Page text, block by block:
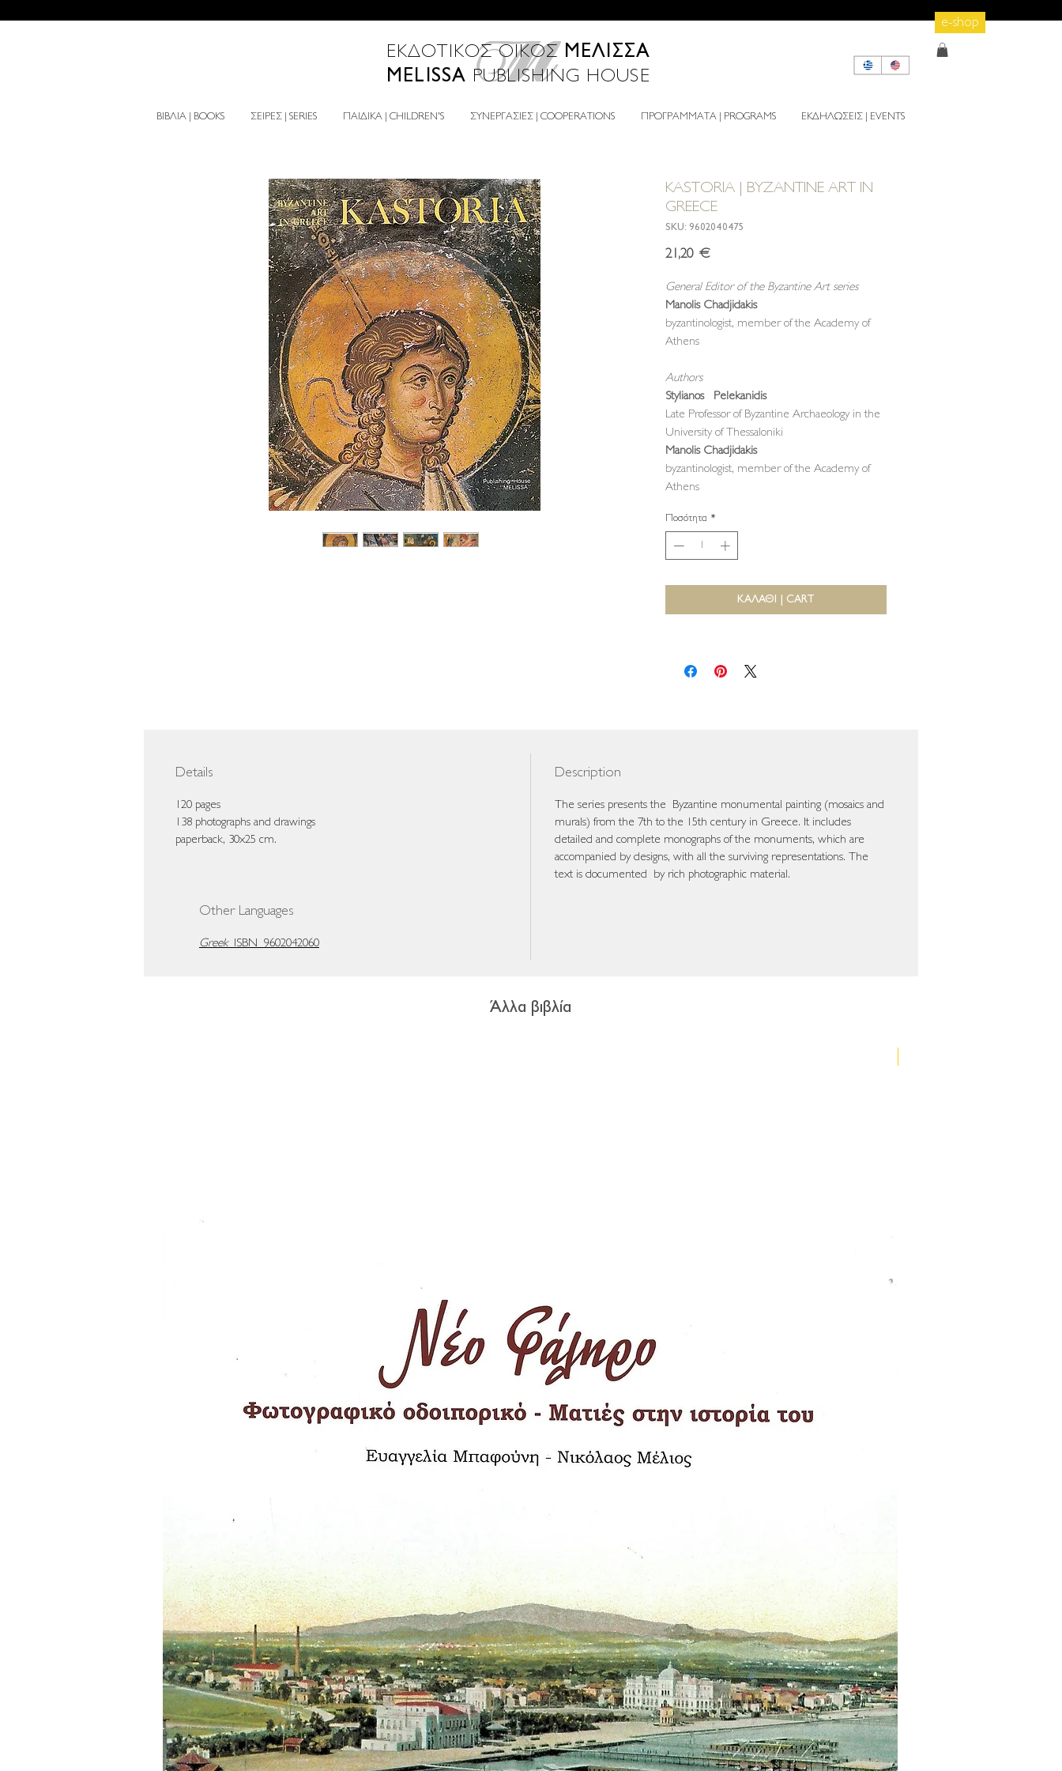
e-shop
ΕΚΔΟΤΙΚΟΣ ΟΙΚΟΣ ΜΕΛΙΣΣΑ
MELISSA PUBLISHING HOUSE
ΒΙΒΛΙΑ | BOOKS ΣΕΙΡΕΣ | SERIES ΠΑΙΔΙΚΑ | CHILDREN'S ΣΥΝΕΡΓΑΣΙΕΣ | COOPERATIONS ΠΡΟΓΡΑΜΜΑΤΑ | PROGRAMS ΕΚΔΗΛΩΣΕΙΣ | EVENTS
KASTORIA | BYZANTINE ART IN
GREECE
SKU: 9602040475
21,20 €Τιμή
General Editor of the Byzantine Art series
Manolis Chadjidakis
byzantinologist, member of the Academy of
Athens
Authors
Stylianos Pelekanidis
Late Professor of Byzantine Archaeology in the
University of Thessaloniki
Manolis Chadjidakis
byzantinologist, member of the Academy of
Athens
Ποσότητα *
ΚΑΛΑΘΙ | CART
Details
120 pages
138 photographs and drawings
paperback, 30x25 cm.
Description
The series presents the Byzantine monumental painting (mosaics and
murals) from the 7th to the 15th century in Greece. It includes
detailed and complete monographs of the monuments, which are
accompanied by designs, with all the surviving representations. The
text is documented by rich photographic material.
Other Languages
GreekISBN 9602042060
Άλλα βιβλία